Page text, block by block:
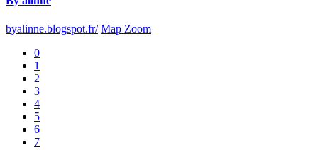
byalinne.blogspot.fr/ Map Zoom
0
1
2
3
4
5
6
7